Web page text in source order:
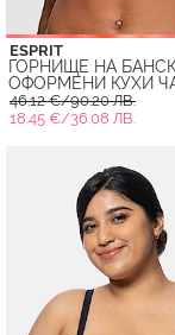
ESPRIT
ГОРНИЩЕ НА
ОФОРМЕНИ КУХИ
46.12 €/90.20 ЛВ.
18.45 €/36.08 ЛВ.